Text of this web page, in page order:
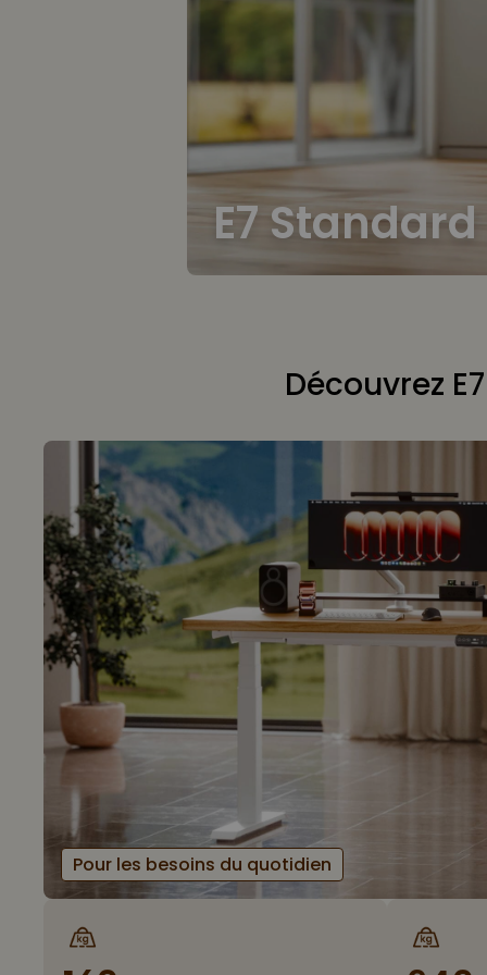
E7 Standard
Découvrez
Pour les besoins du quotidien